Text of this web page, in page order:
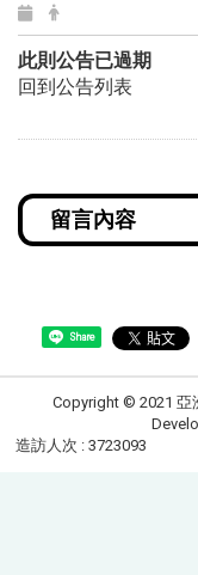
此則公告已過期
回到公告列表
Share
Copyright © 2021 亞
造訪人次 : 3723093